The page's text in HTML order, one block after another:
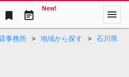
bookmark event_note
New! menu
事務所 > 地域から探す >
石川県